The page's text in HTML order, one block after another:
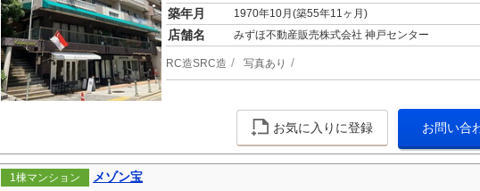
築年月 1970年10月(築55年11ヶ月)
店舗名 みずほ不動産販売株式会社 神戸センター
RC造SRC造 写真あり
お気に入りに登録 お問い合
1棟マンション
メゾン宝